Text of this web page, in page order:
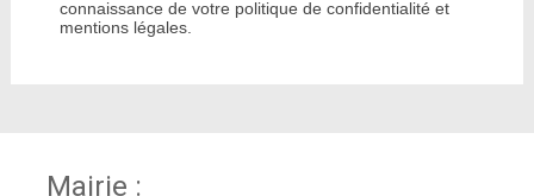
connaissance de votre politique de confidentialité et
mentions légales.
Mairie :